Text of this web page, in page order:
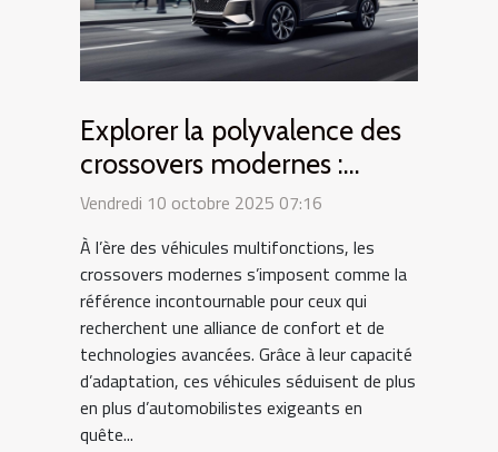
Explorer la polyvalence des
crossovers modernes :
confort et technologie au
rendez-vous
Vendredi 10 octobre 2025 07:16
À l’ère des véhicules multifonctions, les
crossovers modernes s’imposent comme la
référence incontournable pour ceux qui
recherchent une alliance de confort et de
technologies avancées. Grâce à leur capacité
d’adaptation, ces véhicules séduisent de plus
en plus d’automobilistes exigeants en
quête...